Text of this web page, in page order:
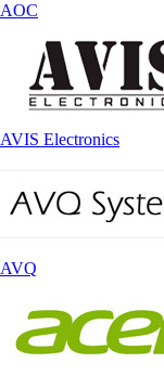
AOC
AVIS Electronics
AVQ